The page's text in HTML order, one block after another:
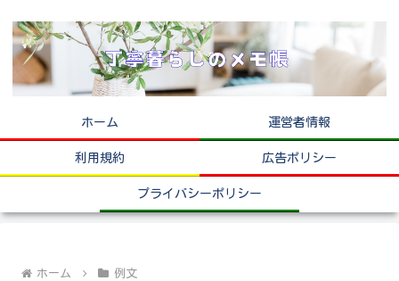
ホーム 運営者情報
利用規約 広告ポリシー
プライバシーポリシー
ホーム 例文